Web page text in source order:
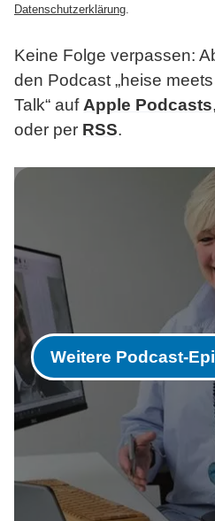
Datenschutzerklärung.
Keine Folge verpassen:
den Podcast „heise
Talk“ auf Apple Podcasts,
oder per RSS.
Weitere Podcast-